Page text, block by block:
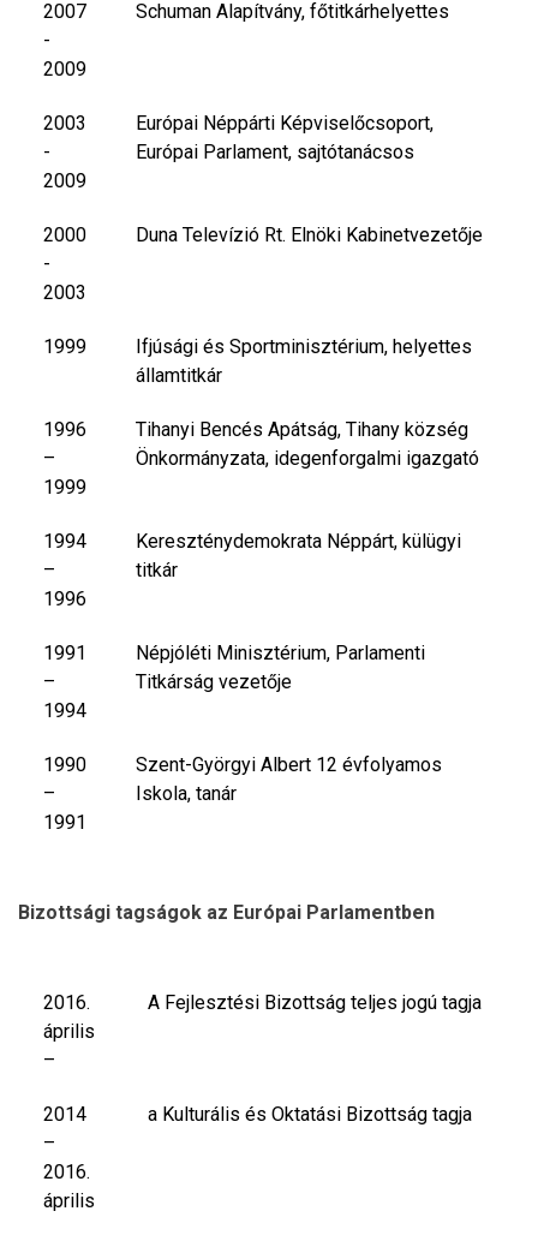
2007
-
2009
Schuman Alapítvány, főtitkárhelyettes
2003
-
2009
Európai Néppárti Képviselőcsoport,
Európai Parlament, sajtótanácsos
2000
-
2003
Duna Televízió Rt. Elnöki Kabinetvezetője
1999
Ifjúsági és Sportminisztérium, helyettes
államtitkár
1996
–
1999
Tihanyi Bencés Apátság, Tihany község
Önkormányzata, idegenforgalmi igazgató
1994
–
1996
Kereszténydemokrata Néppárt, külügyi
titkár
1991
–
1994
Népjóléti Minisztérium, Parlamenti
Titkárság vezetője
1990
–
1991
Szent-Györgyi Albert 12 évfolyamos
Iskola, tanár
Bizottsági tagságok az Európai Parlamentben
2016.
április
–
A Fejlesztési Bizottság teljes jogú tagja
2014
–
2016.
április
a Kulturális és Oktatási Bizottság tagja